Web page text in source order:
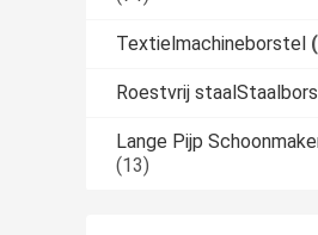
Textielmachineborstel
Roestvrij
Lange Pijp
(13)